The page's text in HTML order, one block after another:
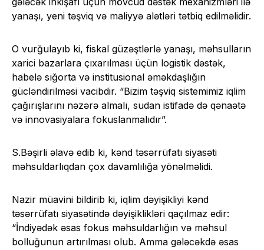
yanaşı, yeni təşviq və maliyyə alətləri tətbiq edilməlidir.
O vurğulayıb ki, fiskal güzəştlərlə yanaşı, məhsulların
xarici bazarlara çıxarılması üçün logistik dəstək,
habelə sığorta və institusional əməkdaşlığın
gücləndirilməsi vacibdir. “Bizim təşviq sistemimiz iqlim
çağırışlarını nəzərə almalı, sudan istifadə də qənaətə
və innovasiyalara fokuslanmalıdır”.
S.Bəşirli əlavə edib ki, kənd təsərrüfatı siyasəti
məhsuldarlıqdan çox davamlılığa yönəlməlidi.
Nazir müavini bildirib ki, iqlim dəyişikliyi kənd
təsərrüfatı siyasətində dəyişiklikləri qaçılmaz edir:
“İndiyədək əsas fokus məhsuldarlığın və məhsul
bolluğunun artırılması olub. Amma gələcəkdə əsas